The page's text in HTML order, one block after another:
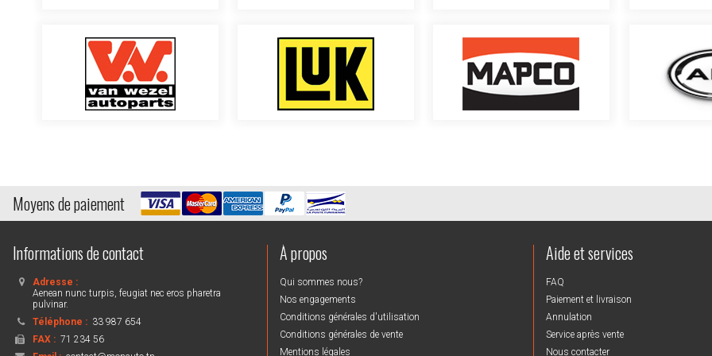
Moyens de paiement
Informations de contact
Adresse :
Aenean nunc turpis, feugiat nec eros pharetra
pulvinar.
Téléphone : 33 987 654
FAX : 71 234 56
À propos
Qui sommes nous?
Nos engagements
Conditions générales d'utilisation
Conditions générales de vente
Mentions légales
Aide et services
FAQ
Paiement et livraison
Annulation
Service après vente
Nous contacter